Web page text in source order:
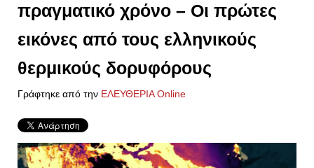
πραγματικό χρόνο – Οι πρώτες
εικόνες από τους ελληνικούς
θερμικούς δορυφόρους
Γράφτηκε από την ΕΛΕΥΘΕΡΙΑ Online